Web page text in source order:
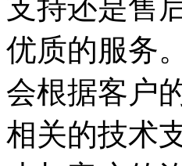
支持还是售
优质的服务
会根据客户
相关的技术